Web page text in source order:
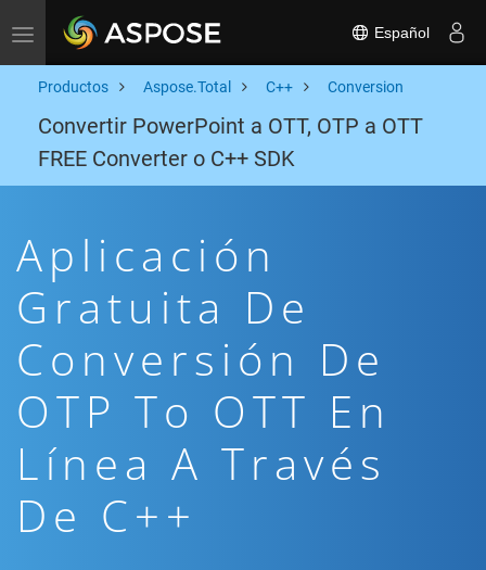
Toggle navigation Español
Productos Aspose.Total C++ Conversion
Convertir PowerPoint a OTT, OTP a OTT
FREE Converter o C++ SDK
Aplicación
Gratuita De
Conversión De
OTP To OTT En
Línea A Través
De C++